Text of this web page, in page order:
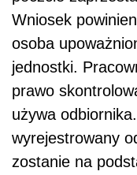
Wniosek
osoba
jednostki.
prawo
używa
wyrejestrowany
zostanie na